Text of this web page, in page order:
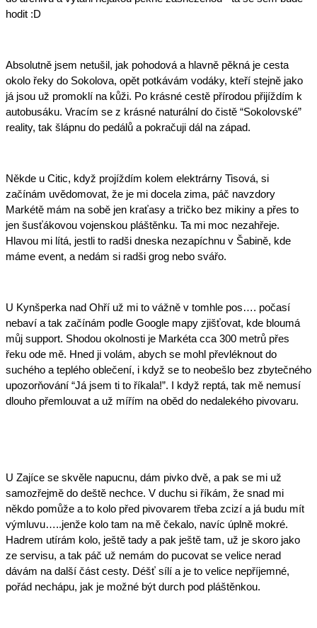
hodit :D
Absolutně jsem netušil, jak pohodová a hlavně pěkná je cesta
okolo řeky do Sokolova, opět potkávám vodáky, kteří stejně jako
já jsou už promoklí na kůži. Po krásné cestě přírodou přijíždím k
autobusáku. Vracím se z krásné naturální do čistě “Sokolovské”
reality, tak šlápnu do pedálů a pokračuji dál na západ.
Někde u Citic, když projíždím kolem elektrárny Tisová, si
začínám uvědomovat, že je mi docela zima, páč navzdory
Markétě mám na sobě jen kraťasy a tričko bez mikiny a přes to
jen šusťákovou vojenskou pláštěnku. Ta mi moc nezahřeje.
Hlavou mi lítá, jestli to radši dneska nezapíchnu v Šabině, kde
máme event, a nedám si radši grog nebo svářo.
U Kynšperka nad Ohří už mi to vážně v tomhle pos…. počasí
nebaví a tak začínám podle Google mapy zjišťovat, kde bloumá
můj support. Shodou okolnosti je Markéta cca 300 metrů přes
řeku ode mě. Hned ji volám, abych se mohl převléknout do
suchého a teplého oblečení, i když se to neobešlo bez zbytečného
upozorňování “Já jsem ti to říkala!”. I když reptá, tak mě nemusí
dlouho přemlouvat a už mířím na oběd do nedalekého pivovaru.
U Zajíce se skvěle napucnu, dám pivko dvě, a pak se mi už
samozřejmě do deště nechce. V duchu si říkám, že snad mi
někdo pomůže a to kolo před pivovarem třeba zcizí a já budu mít
výmluvu…..jenže kolo tam na mě čekalo, navíc úplně mokré.
Hadrem utírám kolo, ještě tady a pak ještě tam, už je skoro jako
ze servisu, a tak páč už nemám do pucovat se velice nerad
dávám na další část cesty. Déšť sílí a je to velice nepříjemné,
pořád nechápu, jak je možné být durch pod pláštěnkou.